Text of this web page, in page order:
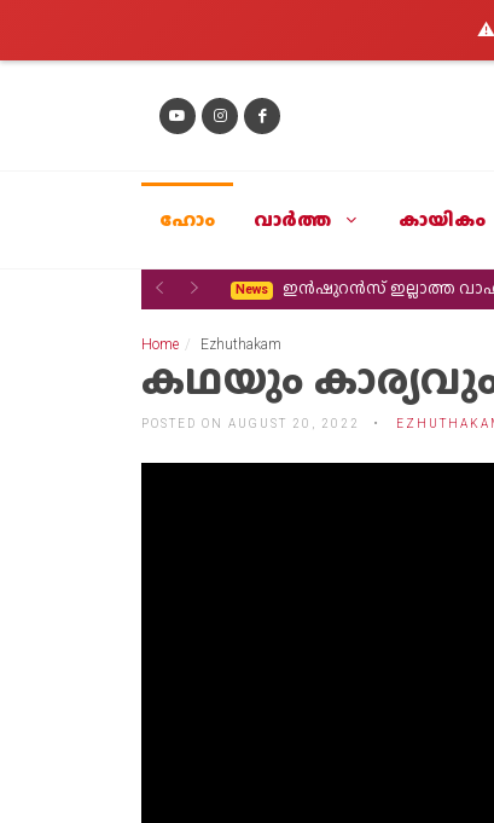
⚠️
ഹോം വാര്‍ത്ത കായികം
Previous
NextNews ഇൻഷുറൻസ് ഇല്ലാത്ത
Home Ezhuthakam
കഥയും കാര്യവും
POSTED ON AUGUST 20, 2022